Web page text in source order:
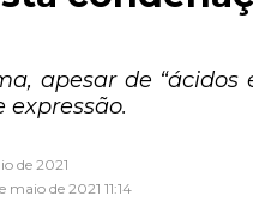
apesar de
expressão.
de 2021
de 2021 11:14